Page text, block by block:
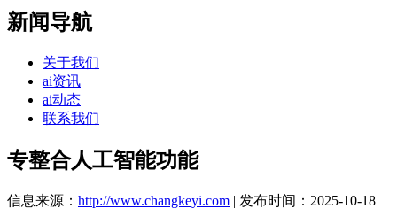
新闻导航
关于我们
ai资讯
ai动态
联系我们
专整合人工智能功能
信息来源： http://www.changkeyi.com | 发布时间：2025-10-18